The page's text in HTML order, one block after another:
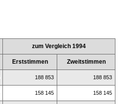
zum Vergleich 1994
Erststimmen Zweitstimmen
188 853 188 853
158 145 158 145